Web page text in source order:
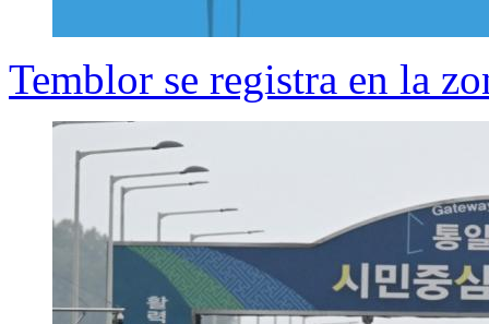
Temblor se registra en la